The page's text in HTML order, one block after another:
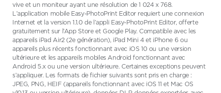
vive et un moniteur ayant une résolution de 1 024 x 768.
L’application mobile Easy-PhotoPrint Editor requiert une connexion
Internet et la version 1.1.0 de l’appli Easy-PhotoPrint Editor, offerte
gratuitement sur l’App Store et Google Play. Compatible avec les
appareils iPad Air2 (2e génération), iPad Mini 4 et iPhone 6 ou
appareils plus récents fonctionnant avec iOS 10 ou une version
ultérieure et les appareils mobiles Android fonctionnant avec
Android 5.x ou une version ultérieure. Certaines exceptions peuvent
s’appliquer. Les formats de fichier suivants sont pris en charge :
JPEG, PNG, HEIF (appareils fonctionnant avec iOS 11 et Mac OS